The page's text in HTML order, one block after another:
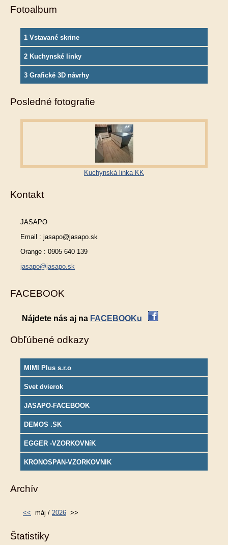
Fotoalbum
1 Vstavané skrine
2 Kuchynské linky
3 Grafické 3D návrhy
Posledné fotografie
Kuchynská linka KK
Kontakt
JASAPO
Email : jasapo@jasapo.sk
Orange : 0905 640 139
jasapo@jasapo.sk
FACEBOOK
Nájdete nás aj na FACEBOOKu
Obľúbené odkazy
MIMI Plus s.r.o
Svet dvierok
JASAPO-FACEBOOK
DEMOS .SK
EGGER -VZORKOVNíK
KRONOSPAN-VZORKOVNIK
Archív
<< máj / 2026 >>
Štatistiky